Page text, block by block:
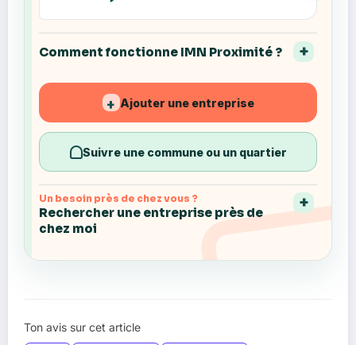
Comment fonctionne IMN Proximité ?
+ Ajouter une entreprise
Suivre une commune ou un quartier
Un besoin près de chez vous ?
Rechercher une entreprise près de
chez moi
Ton avis sur cet article